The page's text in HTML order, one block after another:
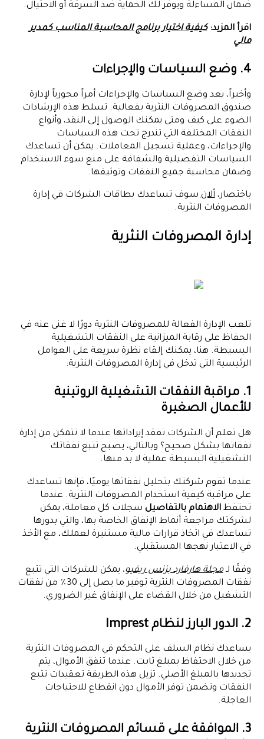
ضمان المساءلة ويوفر لك الحماية ضد السرقة أو الاحتيال.
اقرأ المزيد: كيفية اختيار برنامج المحاسبة المناسب كمدير
مالي
4. وضع السياسات والإجراءات
وأخيراً، يعد وضع السياسات والإجراءات أمراً محورياً لإدارة
صندوق المصروفات النثرية بفعالية. تسلط هذه الإرشادات
الضوء على كيف ومتى يمكنك الوصول إلى النقد، وأنواع
النفقات المختلفة التي تندرج تحت هذه السياسات
والإجراءات، وعملية تسجيل المعاملات. يمكن أن تساعدك
السياسات التفصيلية والشفافة على منع سوء الاستخدام
وضمان محاسبة جميع النفقات وتوثيقها.
باختصار،ألانسوف تساعدك بطاقات الشركات في إدارة
المصروفات النثرية.
إدارة المصروفات النثرية
تلعب الإدارة الفعالة للمصروفات النثرية دورًا لا غنى عنه في
الحفاظ على رقابة الميزانية على النفقات التشغيلية
البسيطة. هنا، يمكنك إلقاء نظرة سريعة على العوامل
الرئيسية التي تدخل في إدارة المصروفات النثرية:
1. مراقبة النفقات التشغيلية الروتينية
للأعمال الصغيرة
هل تعلم أن الشركات تفقد إيراداتها عندما لا تتمكن من إدارة
نفقاتها بشكل صحيح؟ وبالتالي، يصبح تتبع نفقاتك
التشغيلية البسيطة عملية لا بد منها.
عندما تقوم شركتك بتحليل نفقاتها يوميًا، فإنها تساعدك
على مراقبة كيفية استخدام المصروفات النثرية. عندما
تحتفظالاهتمام بالتفاصيل سجلات كل معاملة، يمكن
لشركتك مراجعة أنماط الإنفاق الخاصة بها، والتي بدورها
تساعدك في اتخاذ قرارات مالية مستنيرة لعملك، مع الأخذ
في الاعتبار نهجها المستقبلي.
وفقًا لـمجلة هارفارد بزنس ريفيو، يمكن للشركات التي تتبع
نفقات المصروفات النثرية توفير ما يصل إلى 30٪ من نفقات
التشغيل من خلال القضاء على الإنفاق غير الضروري.
2. الدور البارز لنظام Imprest
يساعدك نظام السلف على التحكم في المصروفات النثرية
من خلال الاحتفاظ بمبلغ ثابت. عندما تنفق الأموال، يتم
تجديدها بالمبلغ الأصلي. تزيل هذه الطريقة تعقيدات تتبع
النفقات وتضمن توفر الأموال دون انقطاع للاحتياجات
العاجلة.
3. الموافقة على قسائم المصروفات النثرية